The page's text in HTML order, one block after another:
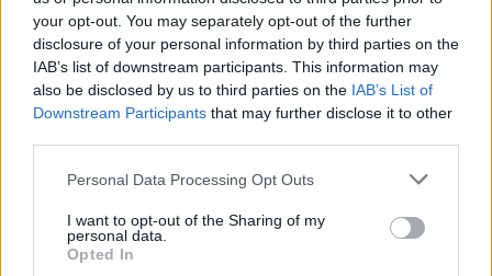
your opt-out. You may separately opt-out of the further
disclosure of your personal information by third parties on the
IAB’s list of downstream participants. This information may
also be disclosed by us to third parties on the IAB’s List of
Downstream Participants that may further disclose it to other
Please note that this website/app uses one or more Google
not limited to your visit or usage behaviour. You may click to
grant or deny consent to Google and its third-party tags to
use your data for below specified purposes in below Google
Personal Data Processing Opt Outs
I want to opt-out of the Sharing of my
personal data.
Opted In
Σχόλια
Σχολίασε εδώ